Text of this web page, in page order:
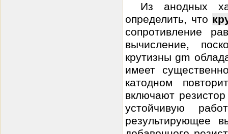
Из анодных
определить, что
сопротивление
вычисление,
крутизны gm
имеет
катодном
включают
устойчивую
результирующее